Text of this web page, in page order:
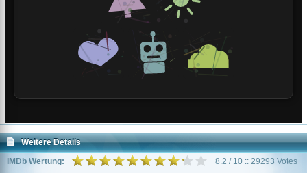
Weitere Details
IMDb Wertung:
8.2 / 10 :: 29293 Votes